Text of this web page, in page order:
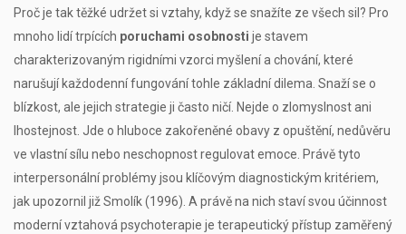
Proč je tak těžké udržet si vztahy, když se snažíte ze všech sil? Pro
mnoho lidí trpících poruchami osobnosti je stavem
charakterizovaným rigidními vzorci myšlení a chování, které
narušují každodenní fungovánítohle základní dilema. Snaží se o
blízkost, ale jejich strategie ji často ničí. Nejde o zlomyslnost ani
lhostejnost. Jde o hluboce zakořeněné obavy z opuštění, nedůvěru
ve vlastní sílu nebo neschopnost regulovat emoce. Právě tyto
interpersonální problémyjsou klíčovým diagnostickým kritériem,
jak upozornil již Smolík (1996). A právě na nich staví svou účinnost
modernívztahová psychoterapie je terapeutický přístup zaměřený